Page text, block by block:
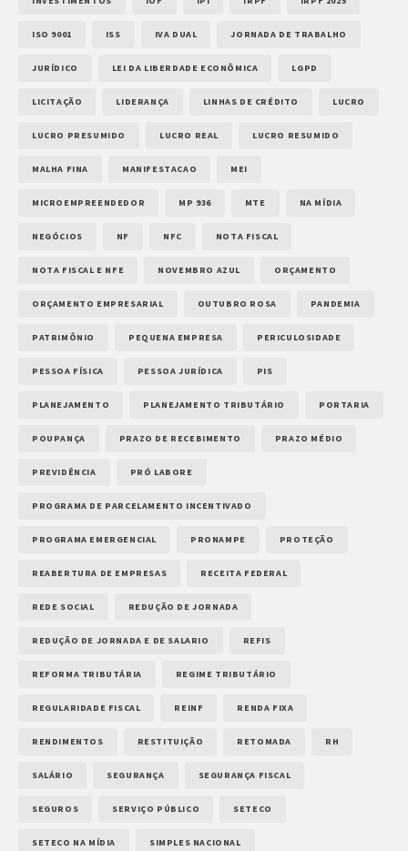
ISO 9001 ISS IVA DUAL JORNADA DE TRABALHO
JURÍDICO LEI DA LIBERDADE ECONÔMICA LGPD
LICITAÇÃO LIDERANÇA LINHAS DE CRÉDITO LUCRO
LUCRO PRESUMIDO LUCRO REAL LUCRO RESUMIDO
MALHA FINA MANIFESTACAO MEI
MICROEMPREENDEDOR MP 936 MTE NA MÍDIA
NEGÓCIOS NF NFC NOTA FISCAL
NOTA FISCAL E NFE NOVEMBRO AZUL ORÇAMENTO
ORÇAMENTO EMPRESARIAL OUTUBRO ROSA PANDEMIA
PATRIMÔNIO PEQUENA EMPRESA PERICULOSIDADE
PESSOA FÍSICA PESSOA JURÍDICA PIS
PLANEJAMENTO PLANEJAMENTO TRIBUTÁRIO PORTARIA
POUPANÇA PRAZO DE RECEBIMENTO PRAZO MÉDIO
PREVIDÊNCIA PRÓ LABORE
PROGRAMA DE PARCELAMENTO INCENTIVADO
PROGRAMA EMERGENCIAL PRONAMPE PROTEÇÃO
REABERTURA DE EMPRESAS RECEITA FEDERAL
REDE SOCIAL REDUÇÃO DE JORNADA
REDUÇÃO DE JORNADA E DE SALARIO REFIS
REFORMA TRIBUTÁRIA REGIME TRIBUTÁRIO
REGULARIDADE FISCAL REINF RENDA FIXA
RENDIMENTOS RESTITUIÇÃO RETOMADA RH
SALÁRIO SEGURANÇA SEGURANÇA FISCAL
SEGUROS SERVIÇO PÚBLICO SETECO
SETECO NA MÍDIA SIMPLES NACIONAL